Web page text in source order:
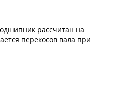
рассчитан на
перекосов вала при